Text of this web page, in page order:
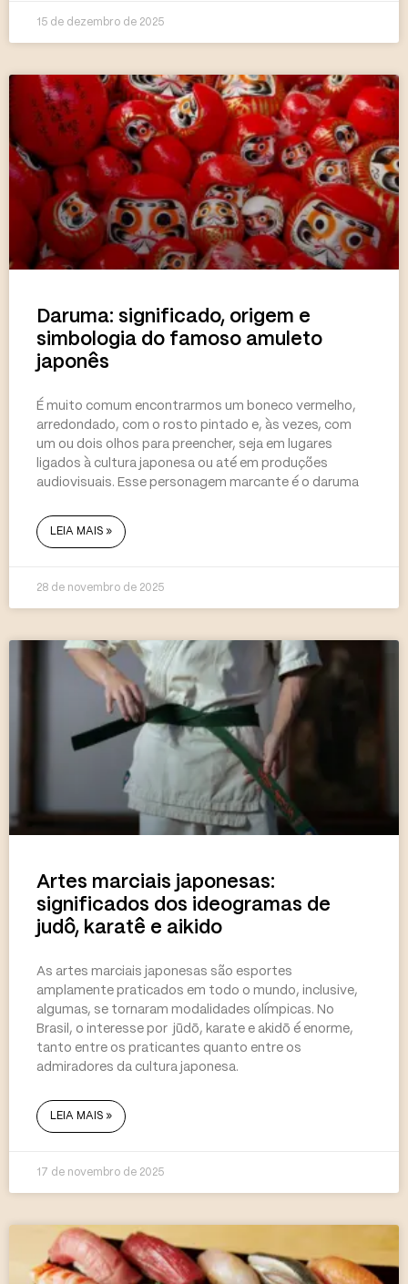
15 de dezembro de 2025
Daruma: significado, origem e
simbologia do famoso amuleto
japonês
É muito comum encontrarmos um boneco vermelho,
arredondado, com o rosto pintado e, às vezes, com
um ou dois olhos para preencher, seja em lugares
ligados à cultura japonesa ou até em produções
audiovisuais. Esse personagem marcante é o daruma
LEIA MAIS »
28 de novembro de 2025
Artes marciais japonesas:
significados dos ideogramas de
judô, karatê e aikido
As artes marciais japonesas são esportes
amplamente praticados em todo o mundo, inclusive,
algumas, se tornaram modalidades olímpicas. No
Brasil, o interesse por jūdō, karate e akidō é enorme,
tanto entre os praticantes quanto entre os
admiradores da cultura japonesa.
LEIA MAIS »
17 de novembro de 2025